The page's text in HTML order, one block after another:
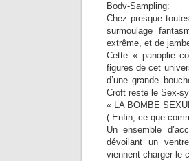
Bodv-Sampling:
Chez presque
surmoulage
extrême, et de
Cette « panoplie
figures de cet
d’une grande
Croft reste le Sex-
« LA BOMBE
( Enfin, ce que
Un ensemble
dévoilant un
viennent charger le